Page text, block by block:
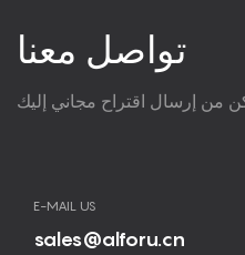
تواصل معنا
E-MAIL US
sales@alforu.cn